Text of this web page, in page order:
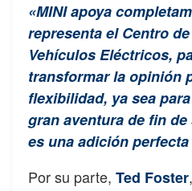
«MINI apoya
representa el Centro
Vehículos Eléctricos,
transformar la opinión
flexibilidad, ya sea
gran aventura de fin
es una adición
Por su parte, Ted Foster